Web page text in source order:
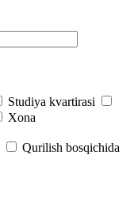
Studiya kvartirasi
Xona
Qurilish bosqichida